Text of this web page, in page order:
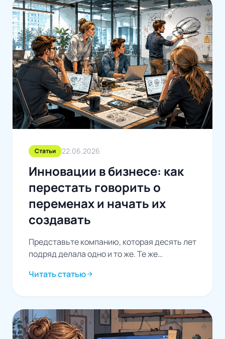
Статьи 22.06.2026
Инновации в бизнесе: как
перестать говорить о
переменах и начать их
создавать
Представьте компанию, которая десять лет
подряд делала одно и то же. Те же
совещания...
Читать статьюarrow_forward